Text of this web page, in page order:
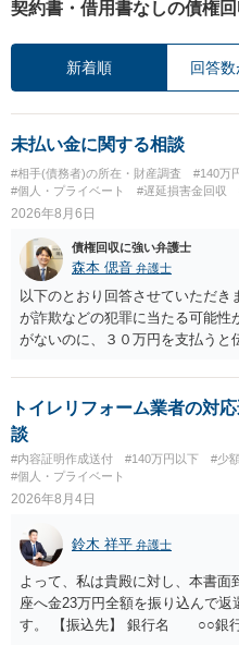
契約書・借用書なしの債権
新着順 回答
未払い金に関する相談
#相手(債務者)の所在・財産調査 #140万
#個人・プライベート
#遅延損害金回収
2026年8月6日
債権回収に強い弁護士
森本 偲音 弁護士
以下のとおり回答させていただ
が詐欺などの犯罪に当たる可能
がないのに、３０万円を支払うと
段が取れるのか ⇒契約に基づく
とが考えられますが、 パパ活の
であるため、公序良俗に反する
条）となるため、相手方に請求で
氏名や住所が分からない状態で
手続を利用する場合には、原則と
トイレリフォーム業者の対
談
#内容証明作成送付 #140万円以下 #少
#個人・プライベート
2026年8月4日
鈴木 祥平 弁護士
よって、私は貴殿に対し、本書面
座へ金23万円全額を振り込んで
す。 【振込先】 銀行名 ○○